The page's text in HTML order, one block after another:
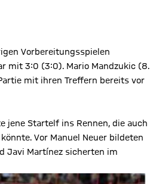
Vorbereitungsspielen
mit 3:0 (3:0). Mario Mandzukic (8.
mit ihren Treffern bereits vor
jene Startelf ins Rennen, die auch
Vor Manuel Neuer bildeten
Javi Martínez sicherten im